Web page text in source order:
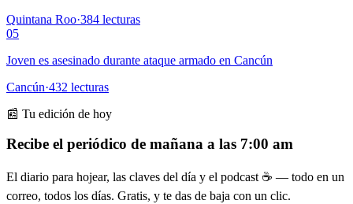
Quintana Roo·384 lecturas
05
Joven es asesinado durante ataque armado en Cancún
Cancún·432 lecturas
📰 Tu edición de hoy
Recibe el periódico de mañana a las 7:00 am
El diario para hojear, las claves del día y el podcast ☕ — todo en un
correo, todos los días. Gratis, y te das de baja con un clic.